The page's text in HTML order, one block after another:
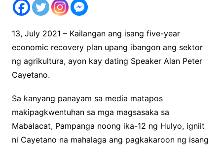
13, July 2021 – Kailangan ang isang five-year
economic recovery plan upang ibangon ang sektor
ng agrikultura, ayon kay dating Speaker Alan Peter
Cayetano.
Sa kanyang panayam sa media matapos
makipagkwentuhan sa mga magsasaka sa
Mabalacat, Pampanga noong ika-12 ng Hulyo, igniit
ni Cayetano na mahalaga ang pagkakaroon ng isang